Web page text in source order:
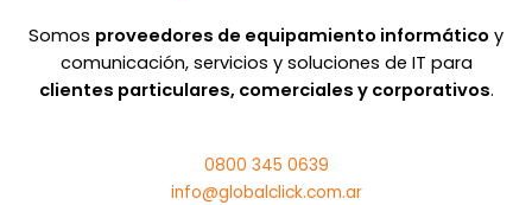
Somos proveedores de equipamiento informático y
comunicación, servicios y soluciones de IT para
clientes particulares, comerciales y corporativos.
0800 345 0639
info@globalclick.com.ar